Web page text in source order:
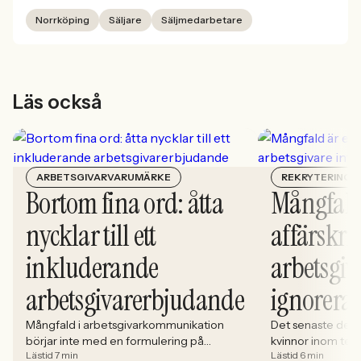
Norrköping Säljare Säljmedarbetare
Läs också
ARBETSGIVARVARUMÄRKE
Bortom fina ord: åtta
nycklar till ett
inkluderande
arbetsgivarerbjudande
Mångfald i arbetsgivarkommunikation
börjar inte med en formulering på
karriärsidan. Den börjar i hur rekryteringen
Lästid 7 min
REKRYTERING
ignorera
Det senaste
kvinnor inom
stadigt på 30%.
Lästid 6 min